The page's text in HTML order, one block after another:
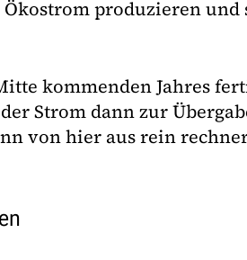
produzieren und
kommenden Jahres
Strom dann zur
von hier aus rein